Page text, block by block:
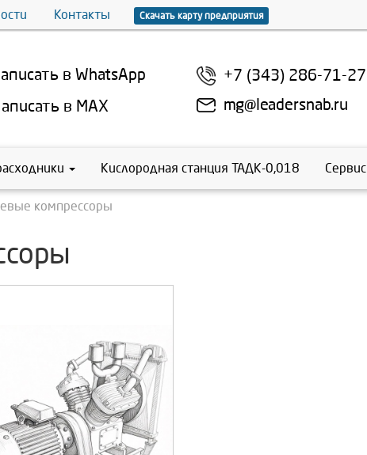
Контакты Скачать карту предприятия
в WhatsApp
в MAX
+7 (343) 286-71-27
mg@leadersnab.ru
Кислородная станция ТАДК-0,018 Сервис
компрессоры